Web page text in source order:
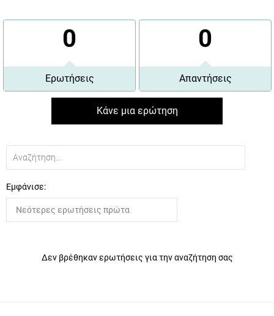
0
Ερωτήσεις
0
Απαντήσεις
Κάνε μια ερώτηση
Εμφάνισε:
Δεν βρέθηκαν ερωτήσεις για την αναζήτηση σας